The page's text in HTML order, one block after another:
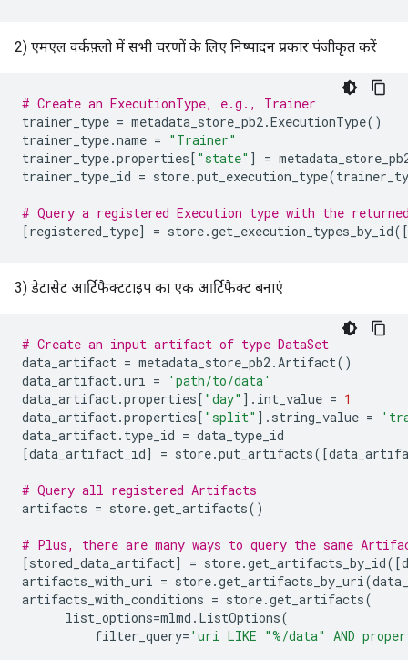
2) एमएल वर्कफ़्लो में सभी चरणों के लिए निष्पादन प्रकार पंजीकृत करें
# Create an ExecutionType, e.g., Trainer
trainer_type = metadata_store_pb2.ExecutionType()
trainer_type.name = "Trainer"
trainer_type.properties[ "state" ] =
trainer_type_id = store.put_execution_type(
# Query a registered Execution type with the
[registered_type] = store.get_execution_types_by_id([
3) डेटासेट आर्टिफैक्टटाइप का एक आर्टिफैक्ट बनाएं
# Create an input artifact of type DataSet
data_artifact = metadata_store_pb2.Artifact()
data_artifact.uri =
'path/to/data'
data_artifact.properties[ "day" ] . int_value = 1
data_artifact.properties[ "split" ] . string_value =
data_artifact. type_id = data_type_id
[data_artifact_id] = store.put_artifacts([
# Query all registered Artifacts
artifacts = store.get_artifacts()
# Plus, there are many ways to query the same
[stored_data_artifact] = store.get_artifacts_by_id([
artifacts_with_uri = store.get_artifacts_by_uri(
artifacts_with_conditions = store.get_artifacts(
list_options=mlmd . ListOptions(
filter_query= 'uri LIKE "%/data" AND